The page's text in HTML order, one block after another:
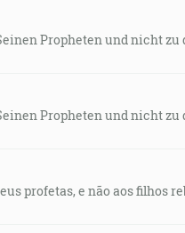
Propheten und nicht
Propheten und nicht
profetas, e não aos filhos